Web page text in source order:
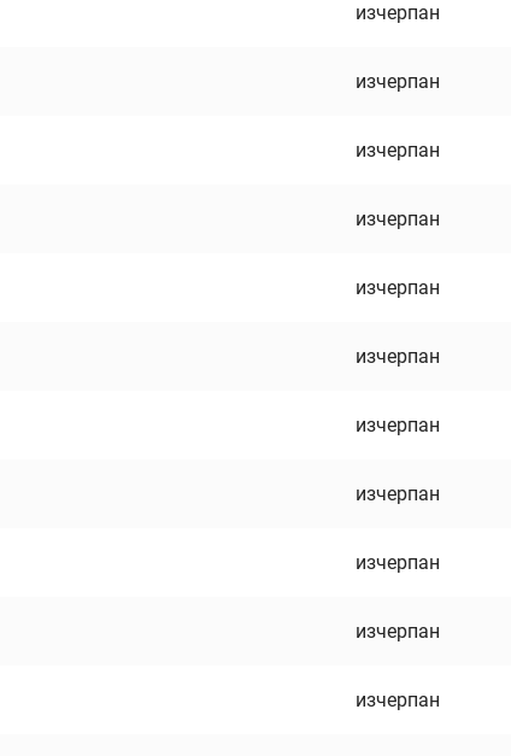
изчерпан
изчерпан
изчерпан
изчерпан
изчерпан
изчерпан
изчерпан
изчерпан
изчерпан
изчерпан
изчерпан